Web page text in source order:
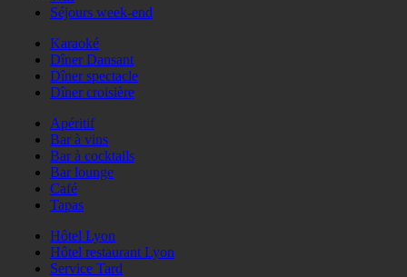
Séjours week-end
Karaoké
Dîner Dansant
Dîner spectacle
Dîner croisière
Apéritif
Bar à vins
Bar à cocktails
Bar lounge
Café
Tapas
Hôtel Lyon
Hôtel restaurant Lyon
Service Tard